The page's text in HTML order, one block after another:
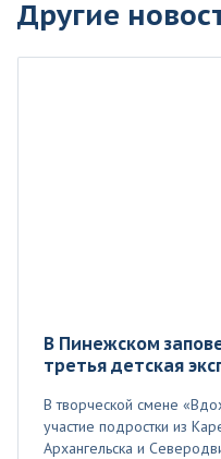
Другие
В Пинежском
третья детская
В творческой смене
участие подростки из
Архангельска и